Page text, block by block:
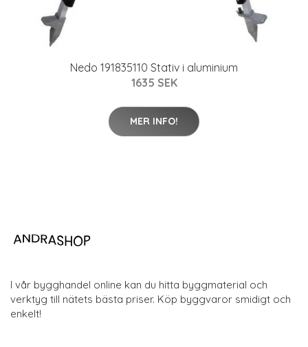
Nedo 191835110 Stativ i aluminium
1635 SEK
MER INFO!
I vår bygghandel online kan du hitta byggmaterial och
verktyg till nätets bästa priser. Köp byggvaror smidigt och
enkelt!